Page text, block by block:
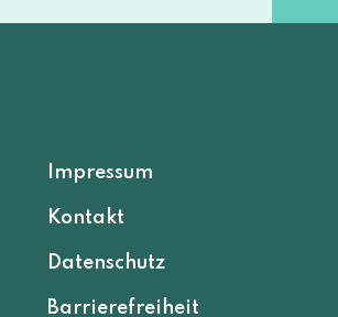
Impressum
Kontakt
Datenschutz
Barrierefreiheit